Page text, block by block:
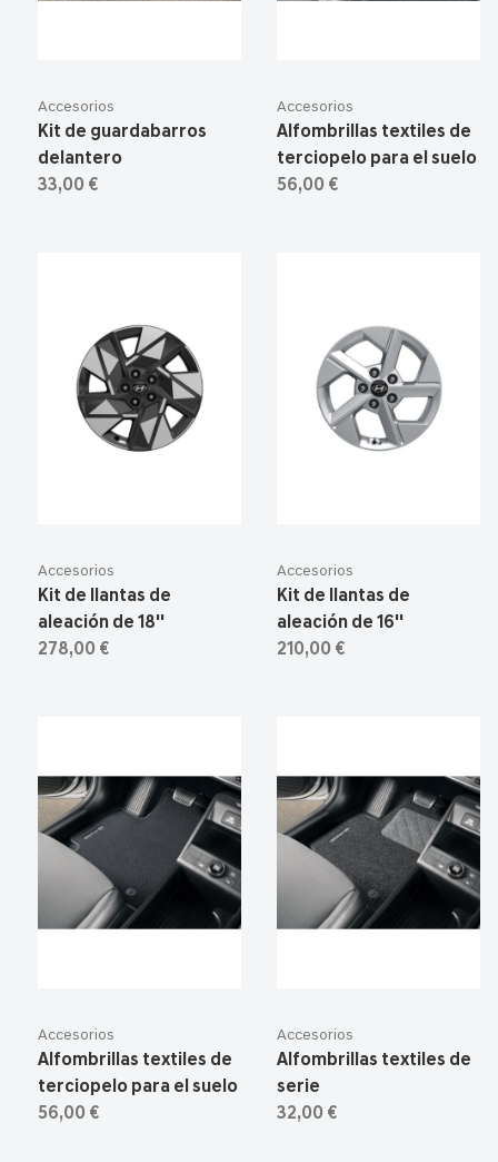
Accesorios
Kit de guardabarros
delantero
33,00 €
Accesorios
Alfombrillas textiles de
terciopelo para el suelo
56,00 €
Accesorios
Kit de llantas de
aleación de 18''
278,00 €
Accesorios
Kit de llantas de
aleación de 16''
210,00 €
Accesorios
Alfombrillas textiles de
terciopelo para el suelo
56,00 €
Accesorios
Alfombrillas textiles de
serie
32,00 €